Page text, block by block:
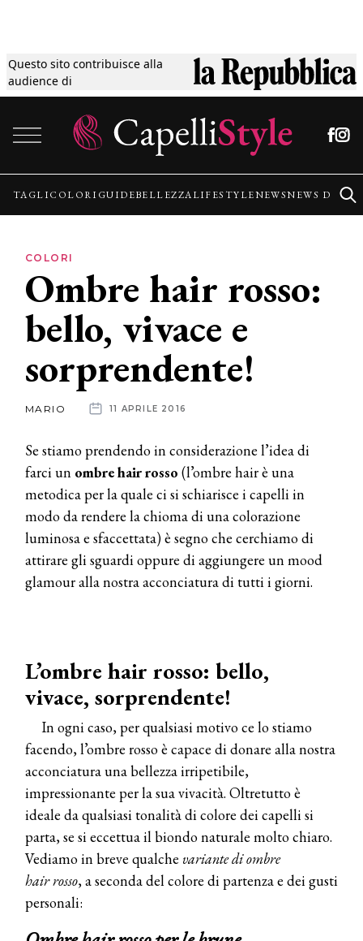
Questo sito contribuisce alla
audience di
Tagli
Colori
Guide
Lifestyle
News
News
aziende
TAGLICOLORI GUIDEBELLEZZALIFESTYLENEWSNEWS
COLORI
Ombre hair rosso:
bello, vivace e
sorprendente!
MARIO 11 APRILE 2016
Se stiamo prendendo in considerazione l’idea di
farci un ombre hairrosso (l’ombre hair è una
metodica per la quale ci si schiarisce i capelli in
modo da rendere la chioma di una colorazione
luminosa e sfaccettata) è segno che cerchiamo di
attirare gli sguardi oppure di aggiungere un mood
glamour alla nostra acconciatura di tutti i giorni.
L’ombre hair rosso: bello,
vivace, sorprendente!
In ogni caso, per qualsiasi motivo ce lo stiamo
facendo, l’ombre rosso è capace di donare alla nostra
acconciatura una bellezza irripetibile,
impressionante per la sua vivacità. Oltretutto è
ideale da qualsiasi tonalità di colore dei capelli si
parta, se si eccettua il biondo naturale molto chiaro.
Vediamo in breve qualche variante diombre
hairrosso, a seconda del colore di partenza e dei gusti
personali: